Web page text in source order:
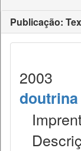
Publicação:
2003